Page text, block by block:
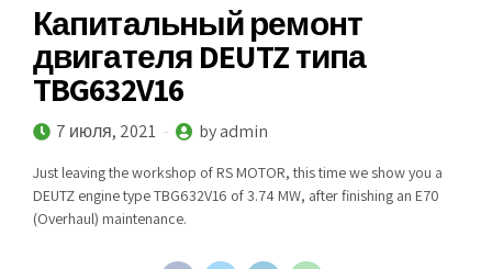
Капитальный ремонт
двигателя DEUTZ типа
TBG632V16
7 июля, 2021 by admin
Just leaving the workshop of RS MOTOR, this time we show you a
DEUTZ engine type TBG632V16 of 3.74 MW, after finishing an E70
(Overhaul) maintenance.